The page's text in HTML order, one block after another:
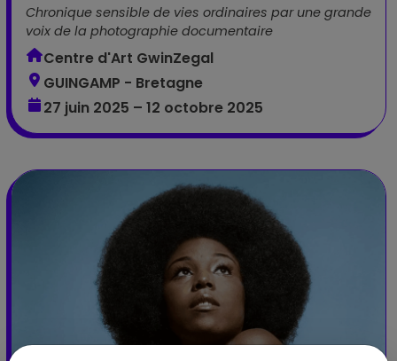
Chronique sensible de vies ordinaires par une grande
voix de la photographie documentaire
Centre d'Art GwinZegal
GUINGAMP - Bretagne
27 juin 2025 – 12 octobre 2025